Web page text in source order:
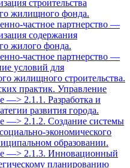
строительства
жилищного фонда.
частное партнерство —
содержания
жилого фонда.
частное партнерство —
условий для
жилищного строительства.
практик. Управление
—> 2.1.1. Разработка и
развития города.
—> 2.1.2. Создание системы
экономического
образовании.
—> 2.1.3. Инновационный
планированию